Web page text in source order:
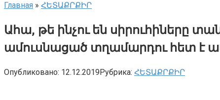
Главная » ՀԵՏԱՔՐՔԻՐ
Ահա, թե ինչու են սիրուհիները
ամուսնացած տղամարդու հետ է
Опубликовано: 12.12.2019Рубрика: ՀԵՏԱՔՐՔԻՐ